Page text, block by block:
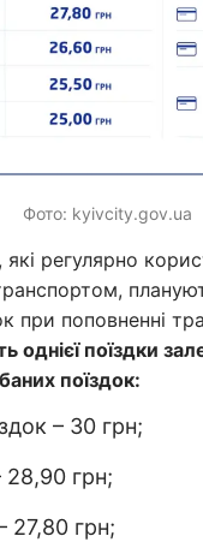
Фото: kyivcity.gov.ua
регулярно
при поповненні
однієї поїздки
поїздок:
– 30 грн;
28,90 грн;
27,80 грн;